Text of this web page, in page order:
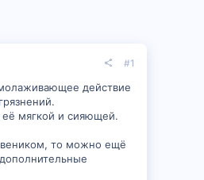
#1
действие
её мягкой и сияющей.
веником, то можно ещё